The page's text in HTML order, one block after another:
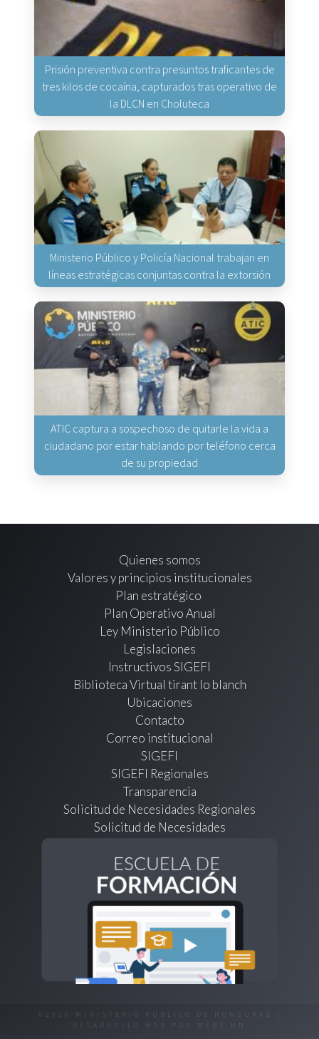
Prisión preventiva contra presuntos traficantes de
tres kilos de cocaína, capturados tras operativo de
la DLCN en Choluteca
Ministerio Público y Policía Nacional trabajan en
líneas estratégicas conjuntas contra la extorsión
ATIC captura a sospechoso de quitarle la vida a
ciudadano por estar hablando por teléfono cerca
de su propiedad
Quienes somos
Valores y principios institucionales
Plan estratégico
Plan Operativo Anual
Ley Ministerio Público
Legislaciones
Instructivos SIGEFI
Biblioteca Virtual tirant lo blanch
Ubicaciones
Contacto
Correo institucional
SIGEFI
SIGEFI Regionales
Transparencia
Solicitud de Necesidades Regionales
Solicitud de Necesidades
©2026 MINISTERIO PÚBLICO DE HONDURAS |
DESARROLLO WEB POR
WEBS.HN